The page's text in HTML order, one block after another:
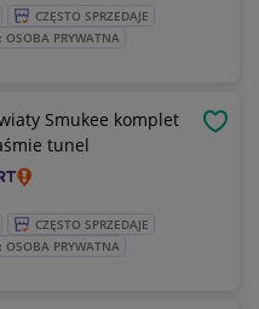
CZĘSTO SPRZEDAJE
OSOBA PRYWATNA
Smukee komplet
tunel
CZĘSTO SPRZEDAJE
OSOBA PRYWATNA